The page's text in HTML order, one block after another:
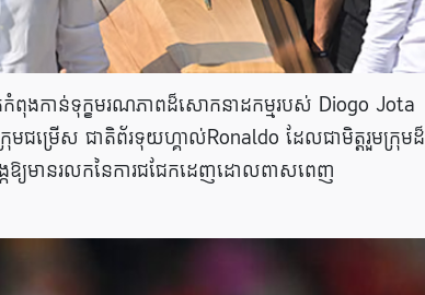
ងកាន់ទុក្ខមរណភាពដ៏សោកនាដកម្មរបស់ Diogo Jota
មជម្រើស ជាតិព័រទុយហ្គាល់Ronaldo ដែលជាមិត្តរួមក្រុមដ៏
យមានរលកនៃការជជែកដេញដោលពាសពេញ